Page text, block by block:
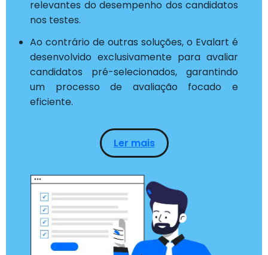
relevantes do desempenho dos candidatos
nos testes.
Ao contrário de outras soluções, o Evalart é
desenvolvido exclusivamente para avaliar
candidatos pré-selecionados, garantindo
um processo de avaliação focado e
eficiente.
Ler mais